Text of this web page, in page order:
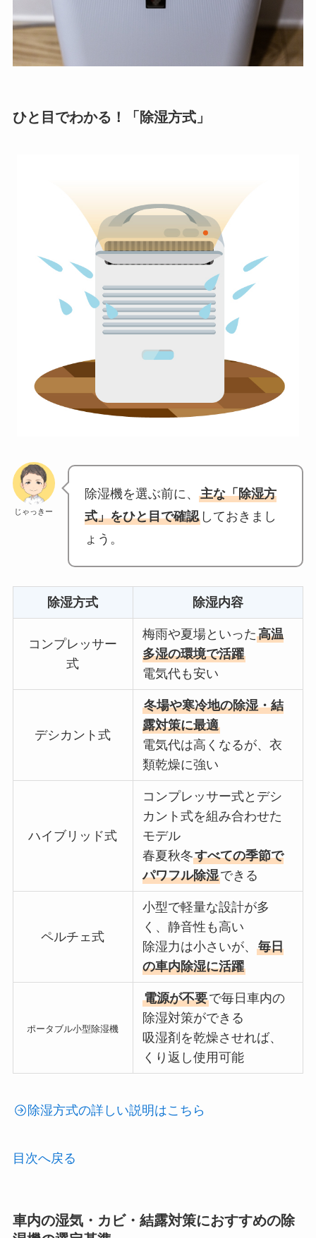
ひと目でわかる！「除湿方式」
じゃっきー
除湿機を選ぶ前に、主な「除湿方
式」をひと目で確認 しておきまし
ょう。
除湿方式 除湿内容
コンプレッサー
式
梅雨や夏場といった高温
多湿の環境で活躍
電気代も安い
デシカント式
冬場や寒冷地の除湿・結
露対策に最適
電気代は高くなるが、衣
類乾燥に強い
ハイブリッド式
コンプレッサー式とデシ
カント式を組み合わせた
モデル
春夏秋冬すべての季節で
パワフル除湿できる
ペルチェ式
小型で軽量な設計が多
く、静音性も高い
除湿力は小さいが、毎日
の車内除湿に活躍
ポータブル小型除湿機
電源が不要で毎日車内の
除湿対策ができる
吸湿剤を乾燥させれば、
くり返し使用可能
除湿方式の詳しい説明はこちら
目次へ戻る
車内の湿気・カビ・結露対策におすすめの除